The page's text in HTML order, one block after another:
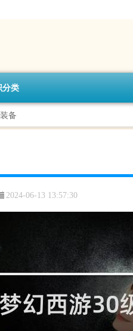
分类
备
2024-06-13 13:57:30